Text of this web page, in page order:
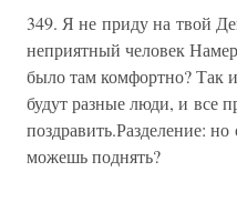
349. Я не приду на твой
неприятный человек
было там комфортно? Так
будут разные люди, и все
поздравить.Разделение:
можешь поднять?